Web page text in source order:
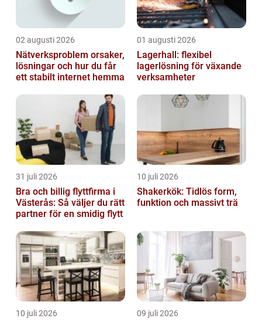
02 augusti 2026
Nätverksproblem orsaker,
lösningar och hur du får
ett stabilt internet hemma
01 augusti 2026
Lagerhall: flexibel
lagerlösning för växande
verksamheter
31 juli 2026
Bra och billig flyttfirma i
Västerås: Så väljer du rätt
partner för en smidig flytt
10 juli 2026
Shakerkök: Tidlös form,
funktion och massivt trä
10 juli 2026 09 juli 2026